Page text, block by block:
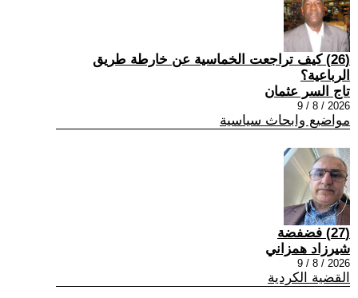
(26) كيف تراجعت الخماسية عن خارطة طريق
الرباعية؟
تاج السر عثمان
2026 / 8 / 9
مواضيع وابحاث سياسية
(27) فضفضة
شيرزاد همزاني
2026 / 8 / 9
القضية الكردية